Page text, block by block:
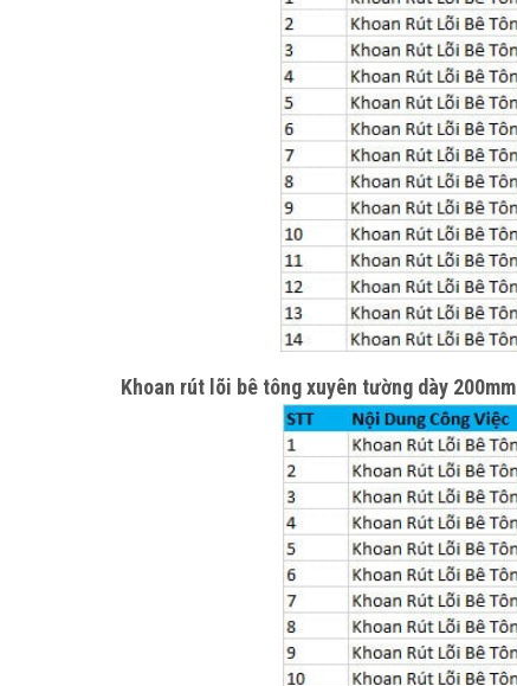
Khoan rút lõi bê tông xuyên tường dày 200mm